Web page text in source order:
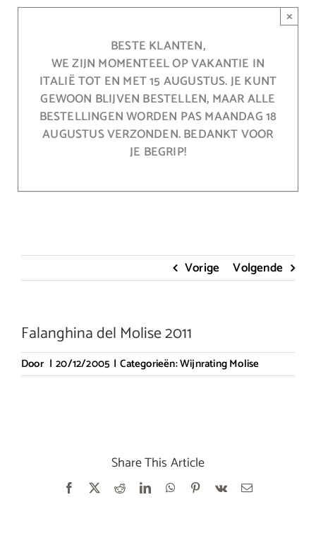
BESTE KLANTEN,
WE ZIJN MOMENTEEL OP VAKANTIE IN
ITALIË TOT EN MET 15 AUGUSTUS. JE KUNT
GEWOON BLIJVEN BESTELLEN, MAAR ALLE
BESTELLINGEN WORDEN PAS MAANDAG 18
AUGUSTUS VERZONDEN. BEDANKT VOOR
JE BEGRIP!
×
Vorige Volgende
Falanghina del Molise 2011
Door | 20/12/2005 | Categorieën:Wijnrating Molise
Share This Article
Facebook RedditLinkedInWhatsApp
Pinterest
Vk
E-